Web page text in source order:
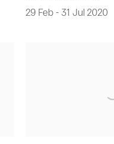
29 Feb - 31 Jul 2020